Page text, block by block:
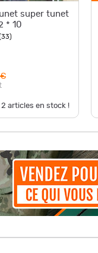
super tunet
* 10
33)
2 articles en stock !